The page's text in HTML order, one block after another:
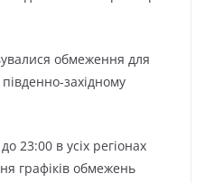
обмеження для
південно-західному
23:00 в усіх регіонах
графіків обмежень